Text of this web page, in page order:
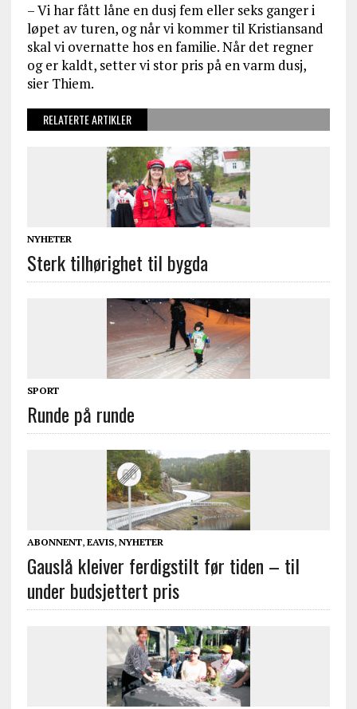
– Vi har fått låne en dusj fem eller seks ganger i
løpet av turen, og når vi kommer til Kristiansand
skal vi overnatte hos en familie. Når det regner
og er kaldt, setter vi stor pris på en varm dusj,
sier Thiem.
RELATERTE ARTIKLER
NYHETER
Sterk tilhørighet til bygda
SPORT
Runde på runde
ABONNENT, EAVIS, NYHETER
Gauslå kleiver ferdigstilt før tiden – til
under budsjettert pris